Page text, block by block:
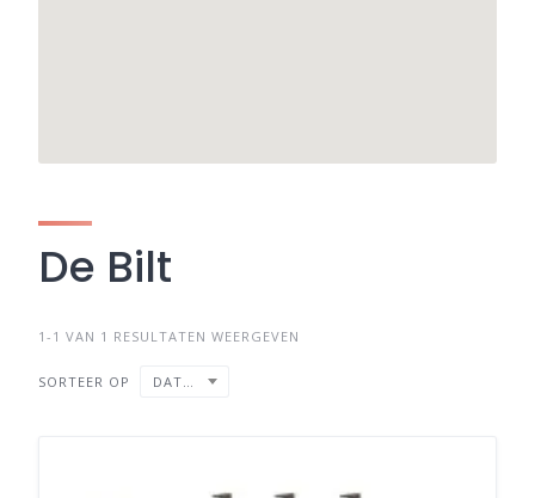
De Bilt
1-1 VAN 1 RESULTATEN WEERGEVEN
SORTEER OP DATUM